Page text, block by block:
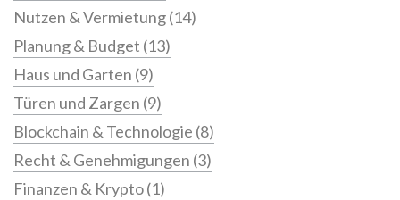
Nutzen & Vermietung(14)
Planung & Budget (13)
Haus und Garten (9)
Türen und Zargen (9)
Blockchain & Technologie (8)
Recht & Genehmigungen (3)
Finanzen & Krypto(1)